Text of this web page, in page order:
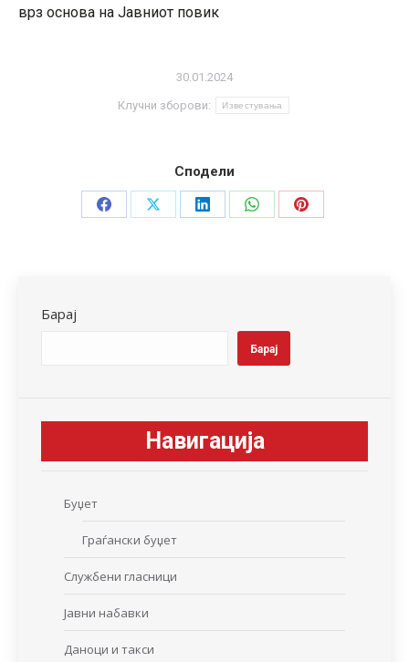
врз основа на Јавниот повик
30.01.2024
Клучни зборови: Известувања
Сподели
Share
Share
Share
Share
Share
Барај
Барај
Навигација
Буџет
Граѓански буџет
Службени гласници
Јавни набавки
Даноци и такси